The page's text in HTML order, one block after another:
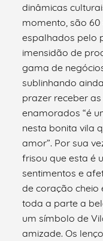
dinâmicas
momento, são
espalhados pelo
imensidão de
gama de
sublinhando
prazer receber
enamorados “é
nesta bonita vila
amor”. Por sua
frisou que esta é
sentimentos e
de coração cheio
toda a parte a
um símbolo de
amizade. Os